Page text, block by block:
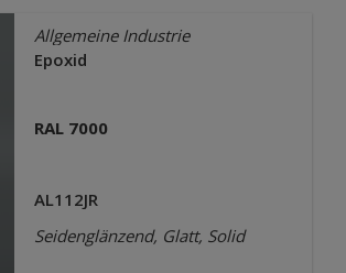
Allgemeine Industrie
Epoxid
RAL 7000
AL112JR
Seidenglänzend, Glatt, Solid